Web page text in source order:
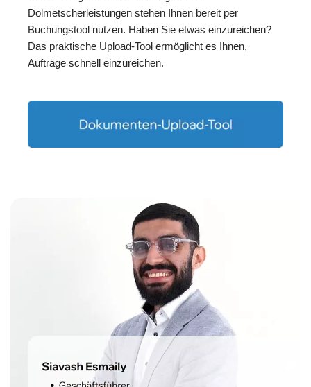
Dolmetscherleistungen stehen Ihnen bereit per
Buchungstool nutzen. Haben Sie etwas einzureichen?
Das praktische Upload-Tool ermöglicht es Ihnen,
Aufträge schnell einzureichen.